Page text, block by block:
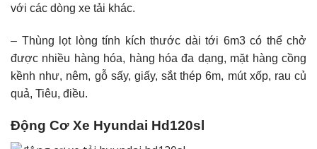
với các dòng xe tải khác.
– Thùng lọt lòng tính kích thước dài tới 6m3 có thể chở
được nhiều hàng hóa, hàng hóa đa dạng, mặt hàng cồng
kềnh như, nêm, gỗ sấy, giấy, sắt thép 6m, mút xốp, rau củ
quả, Tiêu, điều.
Động Cơ Xe Hyundai Hd120sl